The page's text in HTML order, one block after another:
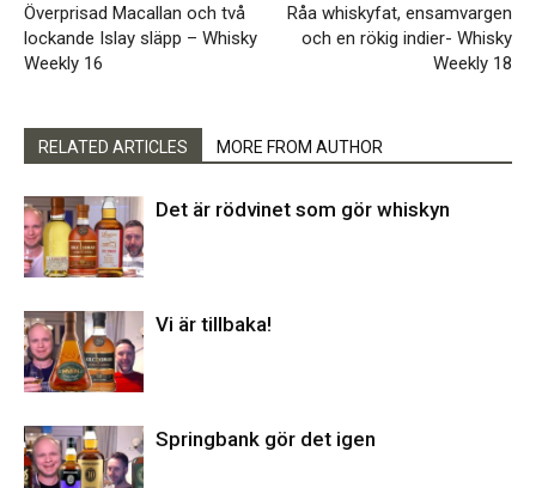
Överprisad Macallan och två
lockande Islay släpp – Whisky
Weekly 16
Råa whiskyfat, ensamvargen
och en rökig indier- Whisky
Weekly 18
RELATED ARTICLES MORE FROM AUTHOR
Det är rödvinet som gör whiskyn
Vi är tillbaka!
Springbank gör det igen